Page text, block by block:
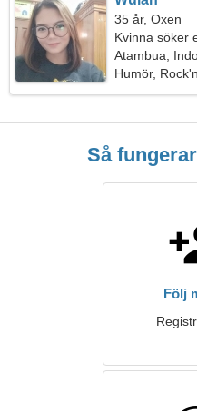
35 år, Oxen
Kvinna söker
Atambua,
Humör,
Så
Följ